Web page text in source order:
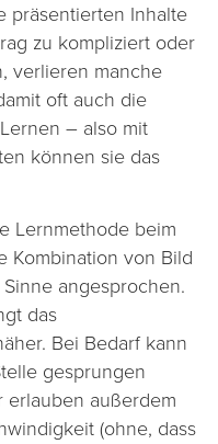
präsentierten Inhalte
zu kompliziert oder
verlieren manche
oft auch die
– also mit
können sie das
Lernmethode beim
Kombination von Bild
angesprochen.
das
Bei Bedarf kann
gesprungen
erlauben außerdem
(ohne, dass